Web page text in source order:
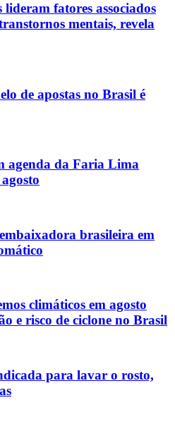
fatores associados
mentais, revela
de apostas no Brasil é
agenda da Faria Lima
brasileira em
climáticos em agosto
e risco de ciclone no Brasil
para lavar o rosto,